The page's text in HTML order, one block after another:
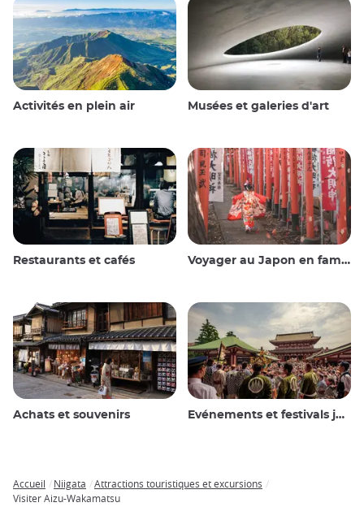
Activités en plein air Musées et galeries d'art
Restaurants et cafés Voyager au Japon en famille
Achats et souvenirs Evénements et festivals japonais
Breadcrumb
Accueil Niigata
Attractions touristiques et excursions
Visiter Aizu-Wakamatsu